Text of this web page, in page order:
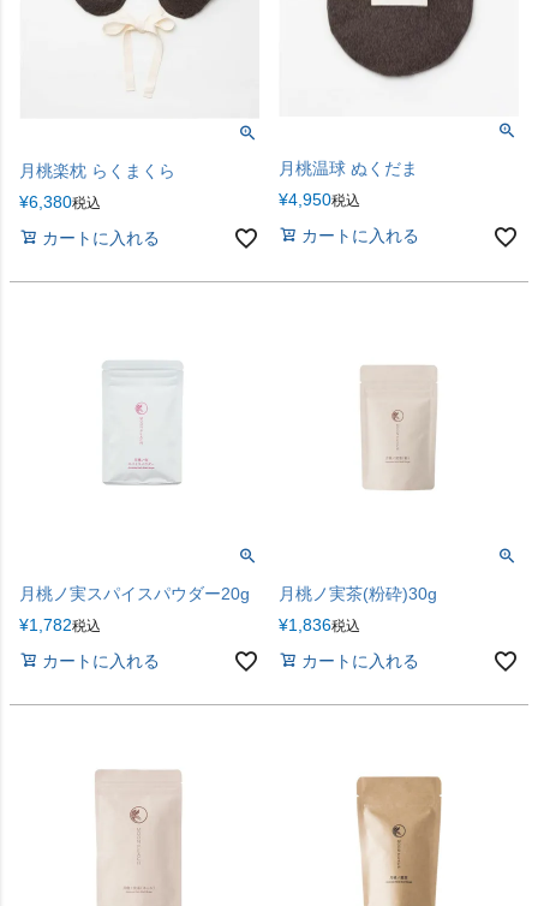
月桃楽枕 らくまくら
¥6,380税込
カートに入れる
月桃温球 ぬくだま
¥4,950税込
カートに入れる
月桃ノ実スパイスパウダー20g
¥1,782税込
カートに入れる
月桃ノ実茶(粉砕)30g
¥1,836税込
カートに入れる